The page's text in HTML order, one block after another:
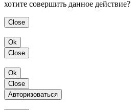
хотите совершить данное действие?
Close
Ok
Close
Ok
Close
Авторизоваться